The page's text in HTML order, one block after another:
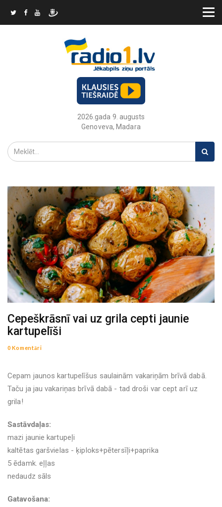
2026.gada 9. augusts
Genoveva, Madara
Cepeškrāsnī vai uz grila cepti jaunie
kartupelīši
0 Komentāri
Cepam jaunos kartupelīšus saulainām vakariņām brīvā dabā.
Taču ja jau vakariņas brīvā dabā - tad droši var cept arī uz
grila!
Sastāvdaļas:
mazi jaunie kartupeļi
kaltētas garšvielas - ķiploks+pētersīļi+paprika
5 ēdamk. eļļas
nedaudz sāls
Gatavošana: